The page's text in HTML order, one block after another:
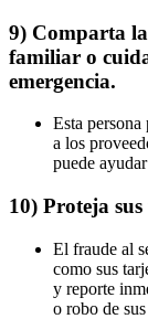
9) Comparta
familiar o
emergencia.
Esta
a los
puede
10) Proteja
El fraude al
como sus
y reporte
o robo de